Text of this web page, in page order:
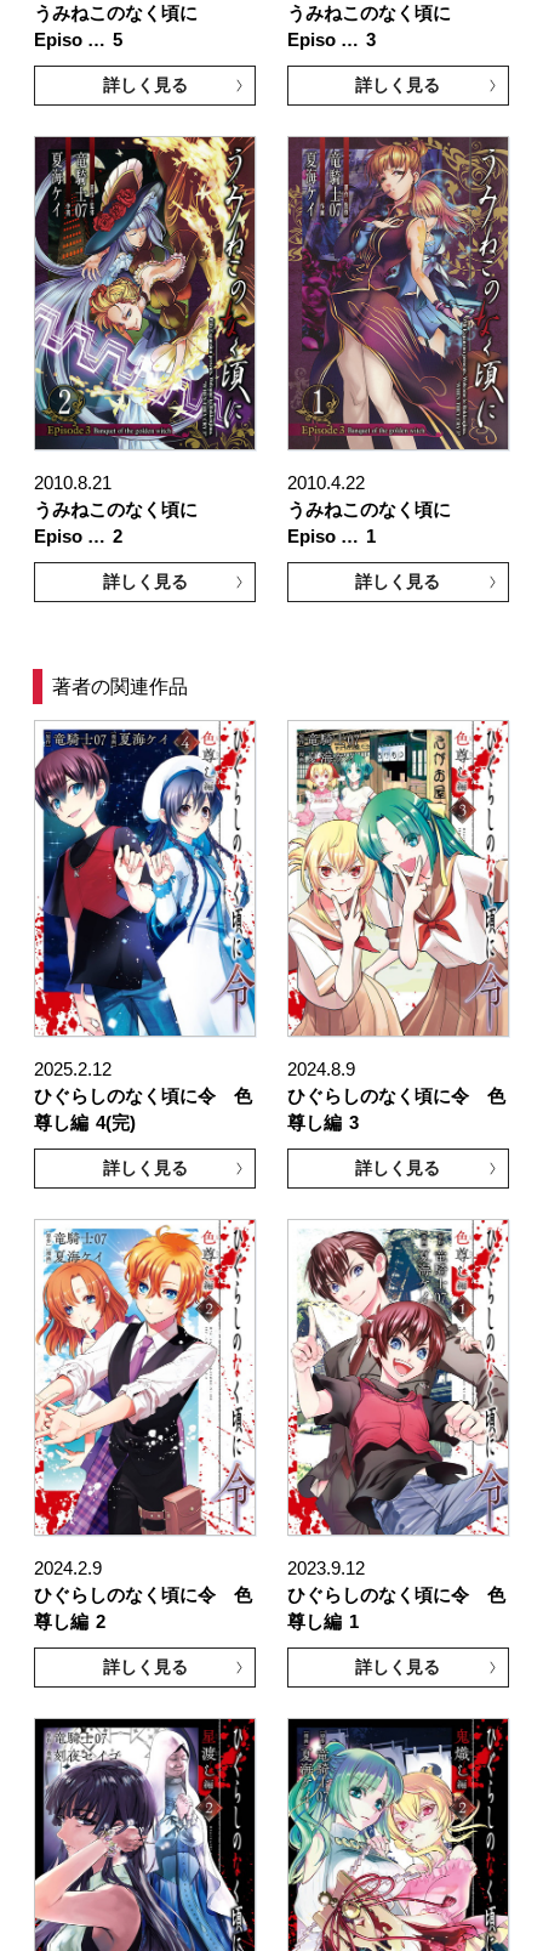
うみねこのなく頃に
Episo … 5
詳しく見る
うみねこのなく頃に
Episo … 3
詳しく見る
2010.8.21
うみねこのなく頃に
Episo … 2
詳しく見る
2010.4.22
うみねこのなく頃に
Episo … 1
詳しく見る
著者の関連作品
2025.2.12
ひぐらしのなく頃に令 色
尊し編 4(完)
詳しく見る
2024.8.9
ひぐらしのなく頃に令 色
尊し編 3
詳しく見る
2024.2.9
ひぐらしのなく頃に令 色
尊し編 2
詳しく見る
2023.9.12
ひぐらしのなく頃に令 色
尊し編 1
詳しく見る